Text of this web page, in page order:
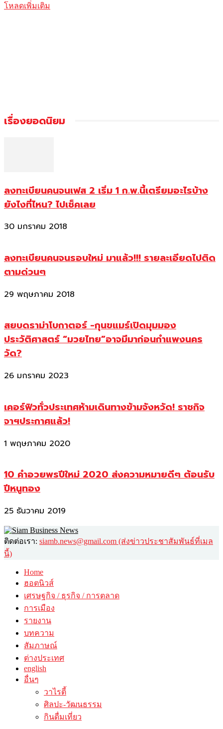
โหลดเพิ่มเติม
เรื่องยอดนิยม
ลงทะเบียนคนจนเฟส 2 เริ่ม 1 ก.พ.นี้เตรียมอะไรบ้าง
ยังไงที่ไหน? ไปเช็คเลย
30 มกราคม 2018
ลงทะเบียนคนจนรอบใหม่ มาแล้ว!!! รายละเอียดไปติด
ตามด่วนๆ
29 พฤษภาคม 2018
สยบดราม่าโบกาตอร์ -กุนขแมร์เปิดมุมมอง
ประวัติศาสตร์ “มวยไทย”อาจมีมาก่อนกำแพงนคร
วัด?
26 มกราคม 2023
เคอร์ฟิวทั่วประเทศห้ามเดินทางข้ามจังหวัด! ราชกิจ
จาฯประกาศแล้ว!
1 พฤษภาคม 2020
10 คำอวยพรปีใหม่ 2020 ส่งความหมายดีๆ ต้อนรับ
ปีหนูทอง
25 ธันวาคม 2019
ติดต่อเรา: siamb.news@gmail.com (ส่งข่าวประชาสัมพันธ์ที่เมล
นี้)
Home
ฮอตนิวส์
เศรษฐกิจ / ธุรกิจ / การตลาด
การเมือง
รายงาน
บทความ
สัมภาษณ์
ต่างประเทศ
english
อื่นๆ
วาไรตี้
ศิลปะ-วัฒนธรรม
กินดื่มเที่ยว